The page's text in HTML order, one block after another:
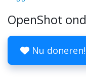
OpenShot
Nu doneren!